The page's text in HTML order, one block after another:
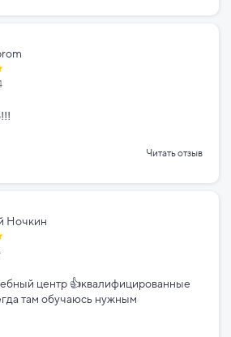
Читать отзыв
Ночкин
центр 👍квалифицированные
там обучаюсь нужным